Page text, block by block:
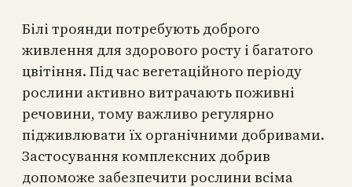
Білі троянди потребують доброго
живлення для здорового росту і багатого
цвітіння. Під час вегетаційного періоду
рослини активно витрачають поживні
речовини, тому важливо регулярно
підживлювати їх органічними добривами.
Застосування комплексних добрив
допоможе забезпечити рослини всіма